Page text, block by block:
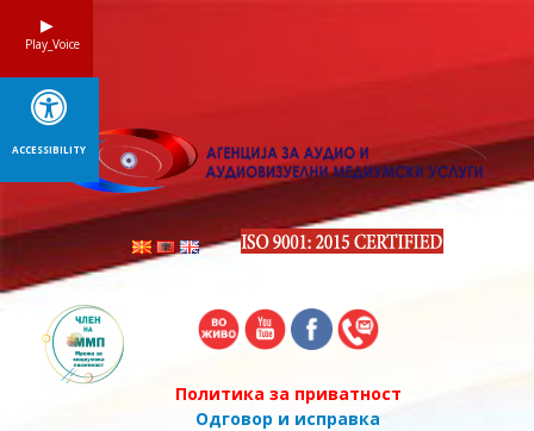
Политика за приватност
Одговор и исправка
Play_Voice
ACCESSIBILITY